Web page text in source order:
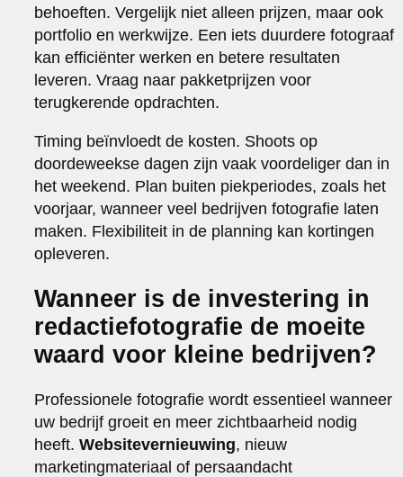
behoeften. Vergelijk niet alleen prijzen, maar ook
portfolio en werkwijze. Een iets duurdere fotograaf
kan efficiënter werken en betere resultaten
leveren. Vraag naar pakketprijzen voor
terugkerende opdrachten.
Timing beïnvloedt de kosten. Shoots op
doordeweekse dagen zijn vaak voordeliger dan in
het weekend. Plan buiten piekperiodes, zoals het
voorjaar, wanneer veel bedrijven fotografie laten
maken. Flexibiliteit in de planning kan kortingen
opleveren.
Wanneer is de investering in
redactiefotografie de moeite
waard voor kleine bedrijven?
Professionele fotografie wordt essentieel wanneer
uw bedrijf groeit en meer zichtbaarheid nodig
heeft.Websitevernieuwing, nieuw
marketingmateriaal of persaandacht